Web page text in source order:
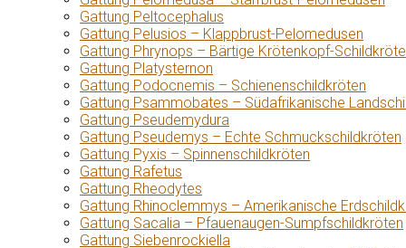
Gattung Peltocephalus
Gattung Pelusios – Klappbrust-Pelomedusen
Gattung Phrynops – Bärtige Krötenkopf-
Gattung Platysternon
Gattung Podocnemis – Schienenschildkröten
Gattung Psammobates – Südafrikanische
Gattung Pseudemydura
Gattung Pseudemys – Echte Schmuckschildkröten
Gattung Pyxis – Spinnenschildkröten
Gattung Rafetus
Gattung Rheodytes
Gattung Rhinoclemmys – Amerikanische
Gattung Sacalia – Pfauenaugen-Sumpfschildkröten
Gattung Siebenrockiella